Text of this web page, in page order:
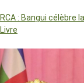
RCA : Bangui célèbre
Livre